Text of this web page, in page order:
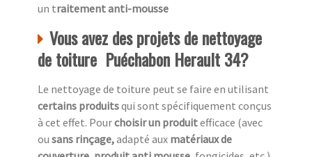
un traitement anti-mousse
Vous avez des projets de nettoyage
de toiture Puéchabon Herault 34?
Le nettoyage de toiture peut se faire en utilisant
certains produitsqui sont spécifiquement conçus
à cet effet. Pourchoisir un produitefficace (avec
ou sans rinçage,adapté aux matériaux de